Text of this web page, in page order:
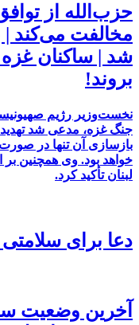
حزب‌الله از
مخالفت می‌کند |
شد | ساکنان غزه
بروند!
نخست‌وزیر رژیم
جنگ غزه، مدعی شد تهدید
بازسازی آن تنها در
خواهد بود. وی همچنین
لبنان تأکید کرد.
دعا برای
آخرین وضعیت